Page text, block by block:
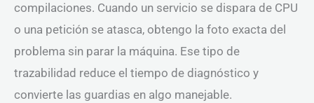
compilaciones. Cuando un servicio se dispara de CPU
o una petición se atasca, obtengo la foto exacta del
problema sin parar la máquina. Ese tipo de
trazabilidad reduce el tiempo de diagnóstico y
convierte las guardias en algo manejable.